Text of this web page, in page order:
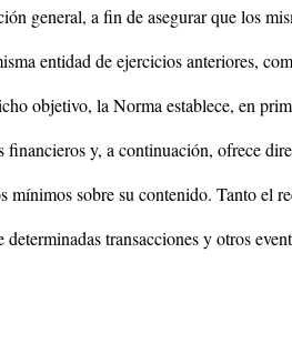
general, a fin de asegurar que los
entidad de ejercicios anteriores,
objetivo, la Norma establece, en
financieros y, a continuación, ofrece
mínimos sobre su contenido. Tanto el
transacciones y otros